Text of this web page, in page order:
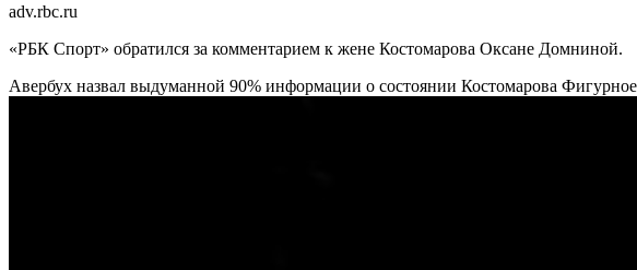
adv.rbc.ru
«РБК Спорт» обратился за комментарием к жене Костомарова Оксане Домниной.
Авербух назвал выдуманной 90% информации о состоянии Костомарова